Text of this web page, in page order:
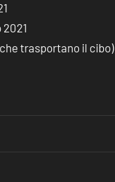
trasportano il cibo)